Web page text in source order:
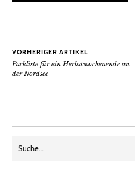
VORHERIGER ARTIKEL
Packliste für ein Herbstwochenende an
der Nordsee